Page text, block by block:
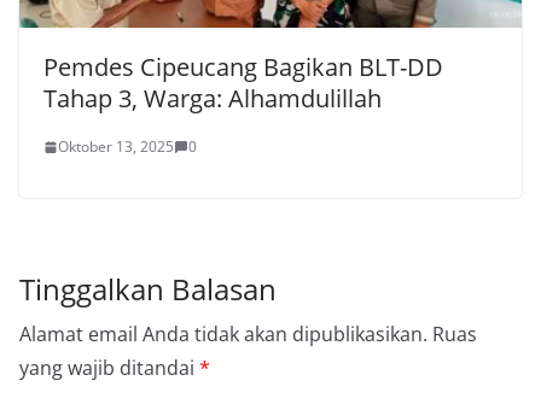
Pemdes Cipeucang Bagikan BLT-DD
Tahap 3, Warga: Alhamdulillah
Oktober 13, 2025 0
Tinggalkan Balasan
Alamat email Anda tidak akan dipublikasikan. Ruas
yang wajib ditandai *